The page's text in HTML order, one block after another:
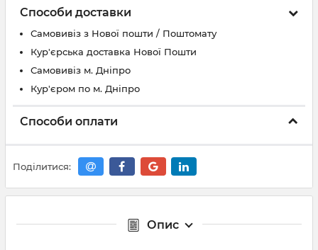
Способи доставки
Самовивіз з Нової пошти / Поштомату
Кур'єрська доставка Нової Пошти
Самовивіз м. Дніпро
Кур'єром по м. Дніпро
Способи оплати
Поділитися:
Опис